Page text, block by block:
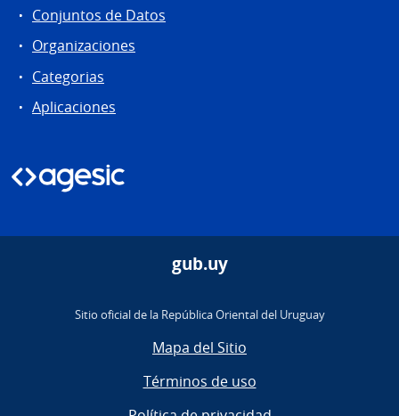
Conjuntos de Datos
Organizaciones
Categorias
Aplicaciones
gub.uy
Sitio oficial de la República Oriental del Uruguay
Mapa del Sitio
Términos de uso